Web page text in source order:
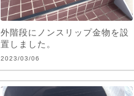
外階段にノンスリップ金物を設
置しました。
2023/03/06